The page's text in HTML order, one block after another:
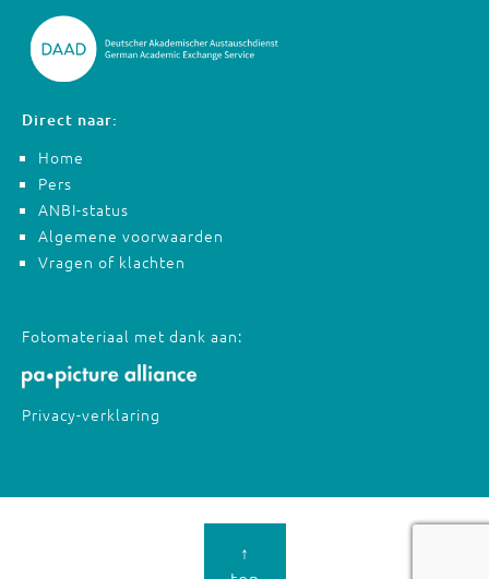
Direct naar:
Home
Pers
ANBI-status
Algemene voorwaarden
Vragen of klachten
Fotomateriaal met dank aan:
Privacy-verklaring
↑